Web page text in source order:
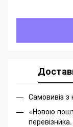
Самовивіз
«Новою
перевізника.